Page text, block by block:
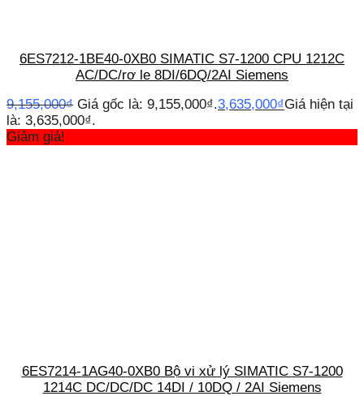
6ES7212-1BE40-0XB0 SIMATIC S7-1200 CPU 1212C
AC/DC/rơ le 8DI/6DQ/2AI Siemens
9,155,000₫ Giá gốc là: 9,155,000₫.3,635,000₫Giá hiện tại
là: 3,635,000₫.
Giảm giá!
6ES7214-1AG40-0XB0 Bộ vi xử lý SIMATIC S7-1200
1214C DC/DC/DC 14DI / 10DQ / 2AI Siemens